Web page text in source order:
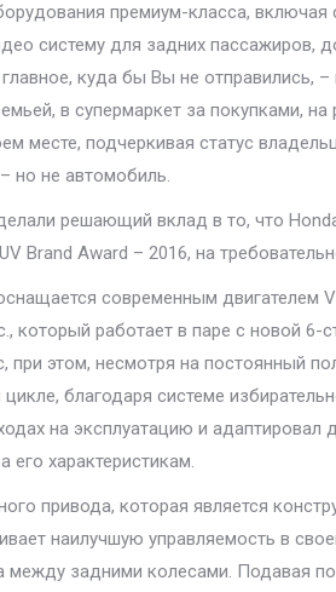
премиум-класса,
систему для задних пассажиров,
куда бы Вы не отправились,
в супермаркет за покупками,
месте, подчеркивая статус
но не автомобиль.
решающий вклад в то, что
Brand Award – 2016, на
современным двигателем
который работает в паре с новой 6-
при этом, несмотря на постоянный
благодаря системе
на эксплуатацию и
его характеристикам.
привода, которая является
наилучшую управляемость в
между задними колесами. Подавая